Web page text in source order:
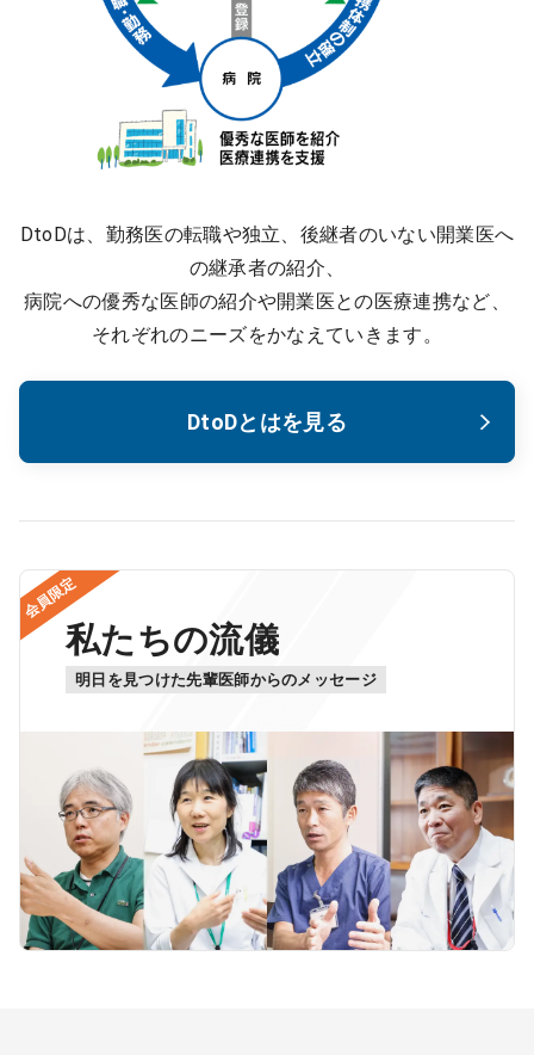
DtoDは、勤務医の転職や独立、後継者のいない開業医へ
の継承者の紹介、
病院への優秀な医師の紹介や開業医との医療連携など、
それぞれのニーズをかなえていきます。
DtoDとはを見る
会員限定
私たちの流儀
明日を見つけた先輩医師からのメッセージ